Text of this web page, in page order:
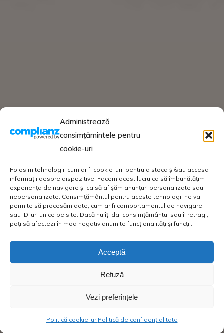
Administrează
consimțămintele pentru
cookie-uri
Folosim tehnologii, cum ar fi cookie-uri, pentru a stoca și/sau accesa
informații despre dispozitive. Facem acest lucru ca să îmbunătățim
experiența de navigare și ca să afișăm anunțuri personalizate sau
nepersonalizate. Consimțământul pentru aceste tehnologii ne va
permite să procesăm date, cum ar fi comportamentul de navigare
sau ID-uri unice pe site. Dacă nu îți dai consimțământul sau îl retragi,
poți să afectezi în mod negativ anumite funcționalități și funcții.
Acceptă
Refuză
Vezi preferințele
Politică cookie-uriPolitică de confidențialitate